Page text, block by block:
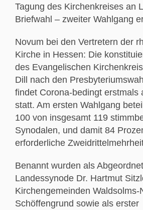
Tagung des Kirchenkreises an
Briefwahl – zweiter Wahlgang
Novum bei den Vertretern der
Kirche in Hessen: Die
des Evangelischen
Dill nach den
findet Corona-bedingt erstmals
statt. Am ersten Wahlgang
100 von insgesamt 119
Synodalen, und damit 84
erforderliche
Benannt wurden als
Landessynode Dr. Hartmut
Kirchengemeinden Waldsolms-
Schöffengrund sowie als erster